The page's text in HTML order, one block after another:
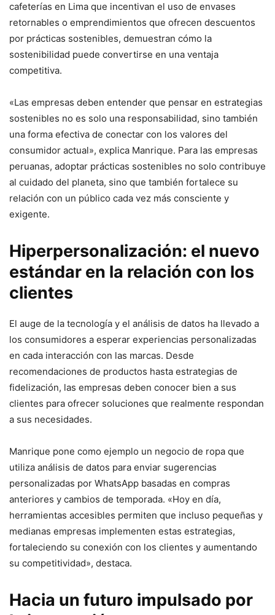
cafeterías en Lima que incentivan el uso de envases
retornables o emprendimientos que ofrecen descuentos
por prácticas sostenibles, demuestran cómo la
sostenibilidad puede convertirse en una ventaja
competitiva.
«Las empresas deben entender que pensar en estrategias
sostenibles no es solo una responsabilidad, sino también
una forma efectiva de conectar con los valores del
consumidor actual», explica Manrique. Para las empresas
peruanas, adoptar prácticas sostenibles no solo contribuye
al cuidado del planeta, sino que también fortalece su
relación con un público cada vez más consciente y
exigente.
Hiperpersonalización: el nuevo
estándar en la relación con los
clientes
El auge de la tecnología y el análisis de datos ha llevado a
los consumidores a esperar experiencias personalizadas
en cada interacción con las marcas. Desde
recomendaciones de productos hasta estrategias de
fidelización, las empresas deben conocer bien a sus
clientes para ofrecer soluciones que realmente respondan
a sus necesidades.
Manrique pone como ejemplo un negocio de ropa que
utiliza análisis de datos para enviar sugerencias
personalizadas por WhatsApp basadas en compras
anteriores y cambios de temporada. «Hoy en día,
herramientas accesibles permiten que incluso pequeñas y
medianas empresas implementen estas estrategias,
fortaleciendo su conexión con los clientes y aumentando
su competitividad», destaca.
Hacia un futuro impulsado por